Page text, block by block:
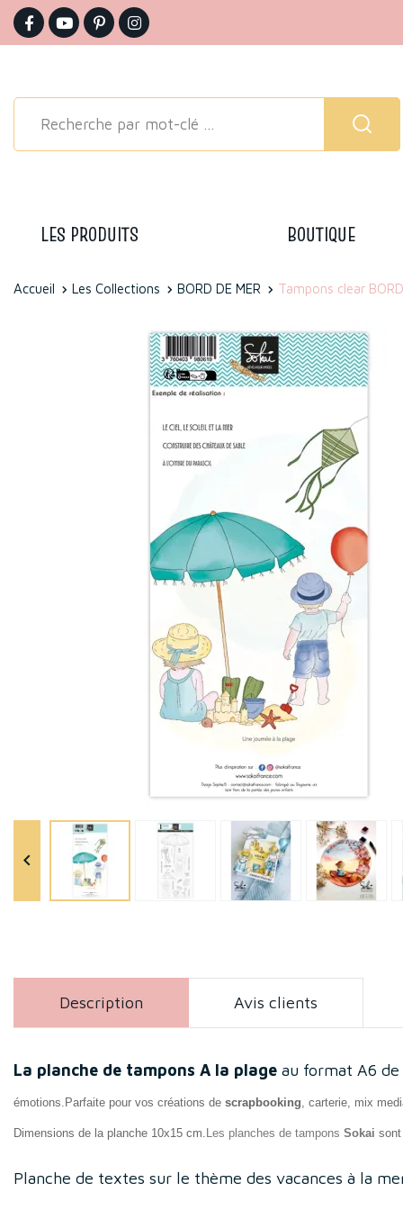
LES PRODUITS BOUTIQUE
Accueil Les Collections BORD DE MER Tampons clear

Description
La planche de tampons A la plage au format A6
émotions. Parfaite pour vos créations de scrapbooking, carterie, mix
Dimensions de la planche 10x15 cm. Les planches de tampons Sokai
Planche de textes sur le thème des vacances à la
Avis clients